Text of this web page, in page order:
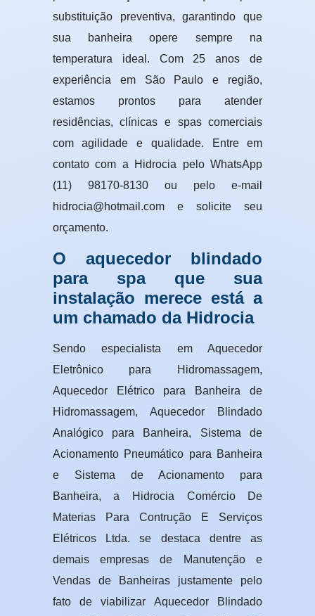
substituição preventiva, garantindo que
sua banheira opere sempre na
temperatura ideal. Com 25 anos de
experiência em São Paulo e região,
estamos prontos para atender
residências, clínicas e spas comerciais
com agilidade e qualidade. Entre em
contato com a Hidrocia pelo WhatsApp
(11) 98170-8130 ou pelo e-mail
hidrocia@hotmail.com e solicite seu
orçamento.
O aquecedor blindado
para spa que sua
instalação merece está a
um chamado da Hidrocia
Sendo especialista em Aquecedor
Eletrônico para Hidromassagem,
Aquecedor Elétrico para Banheira de
Hidromassagem, Aquecedor Blindado
Analógico para Banheira, Sistema de
Acionamento Pneumático para Banheira
e Sistema de Acionamento para
Banheira, a Hidrocia Comércio De
Materias Para Contrução E Serviços
Elétricos Ltda. se destaca dentre as
demais empresas de Manutenção e
Vendas de Banheiras justamente pelo
fato de viabilizar Aquecedor Blindado